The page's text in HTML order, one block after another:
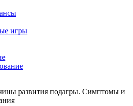
игры
развития подагры. Симптомы и